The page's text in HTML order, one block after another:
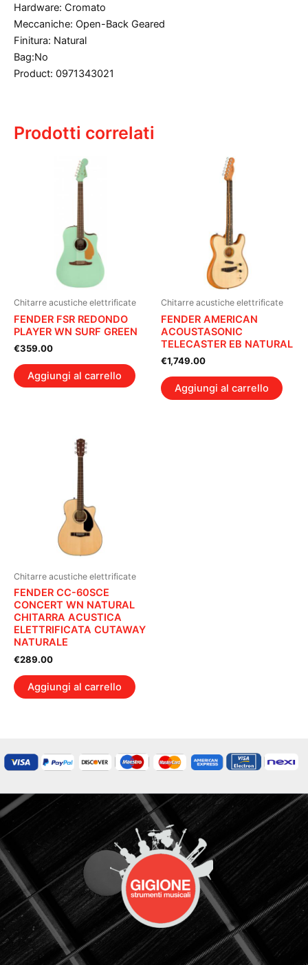
Hardware: Cromato
Meccaniche: Open-Back Geared
Finitura: Natural
Bag:No
Product: 0971343021
Prodotti correlati
Chitarre acustiche elettrificate
FENDER FSR REDONDO
PLAYER WN SURF GREEN
€359.00
Aggiungi al carrello
Chitarre acustiche elettrificate
FENDER AMERICAN
ACOUSTASONIC
TELECASTER EB NATURAL
€1,749.00
Aggiungi al carrello
Chitarre acustiche elettrificate
FENDER CC-60SCE
CONCERT WN NATURAL
CHITARRA ACUSTICA
ELETTRIFICATA CUTAWAY
NATURALE
€289.00
Aggiungi al carrello